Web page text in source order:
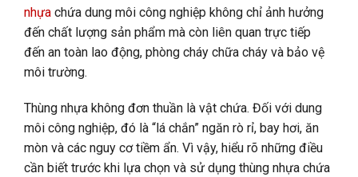
nhựa chứa dung môi công nghiệp không chỉ ảnh hưởng
đến chất lượng sản phẩm mà còn liên quan trực tiếp
đến an toàn lao động, phòng cháy chữa cháy và bảo vệ
môi trường.
Thùng nhựa không đơn thuần là vật chứa. Đối với dung
môi công nghiệp, đó là “lá chắn” ngăn rò rỉ, bay hơi, ăn
mòn và các nguy cơ tiềm ẩn. Vì vậy, hiểu rõ những điều
cần biết trước khi lựa chọn và sử dụng thùng nhựa chứa